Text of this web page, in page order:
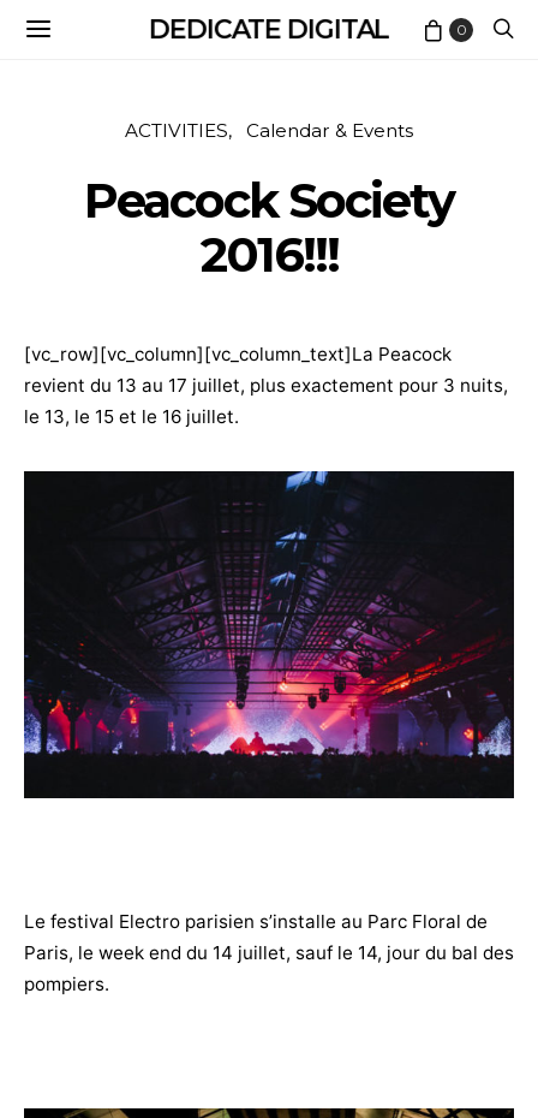
DEDICATE DIGITAL 0
ACTIVITIES Calendar & Events
Peacock Society
2016!!!
[vc_row][vc_column][vc_column_text]La Peacock
revient du 13 au 17 juillet, plus exactement pour 3 nuits,
le 13, le 15 et le 16 juillet.
Le festival Electro parisien s’installe au Parc Floral de
Paris, le week end du 14 juillet, sauf le 14, jour du bal des
pompiers.